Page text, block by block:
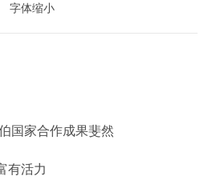
字体缩小
家合作成果斐然
活力